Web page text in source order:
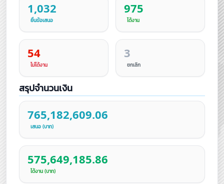
1,032
ยื่นข้อเสนอ
975
ได้งาน
54
ไม่ได้งาน
3
ยกเลิก
สรุปจำนวนเงิน
765,182,609.06
เสนอ (บาท)
575,649,185.86
ได้งาน (บาท)